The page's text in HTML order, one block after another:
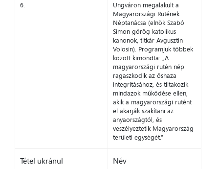
6.
Ungváron megalakult a
Magyarországi Rutének
Néptanácsa (elnök Szabó
Simon görög katolikus
kanonok, titkár Avgusztin
Volosin). Programjuk többek
között kimondta: „A
magyarországi rutén nép
ragaszkodik az őshaza
integritásához, és tiltakozik
mindazok működése ellen,
akik a magyarországi rutént
el akarják szakítani az
anyaországtól, és
veszélyeztetik Magyarország
területi egységét.”
Tétel ukránul Név